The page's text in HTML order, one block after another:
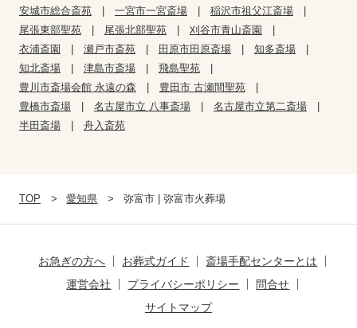
安城市総合斎苑 一宮市一宮斎場
稲沢市祖父江斎場
尾張東部聖苑
尾張北部聖苑
刈谷市青山斎園
衣浦斎園
瀬戸市斎苑 田原市田原斎場
知多斎場
知北斎場
津島市斎場
飛島聖苑
豊川市斎場会館 永遠の森
豊田市 古瀬間聖苑
豊橋市斎場
名古屋市立 八事斎場
名古屋市立第二斎場
半田斎場
舟入斎苑
TOP 愛知県 弥富市 | 弥富市火葬場
お急ぎの方へ お葬式ガイド
斎場手配センターとは
運営会社
プライバシーポリシー
問合せ
サイトマップ